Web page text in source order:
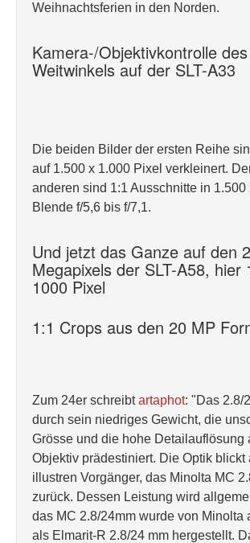
Weihnachtsferien in den Norden.
Kamera-/Objektivkontrolle
Weitwinkels auf der SLT-A33
Die beiden Bilder der ersten Reihe
auf 1.500 x 1.000 Pixel verkleinert.
anderen sind 1:1 Ausschnitte in 1.500
Blende f/5,6 bis f/7,1.
Und jetzt das Ganze auf den
Megapixels der SLT-A58, hier
1000 Pixel
1:1 Crops aus den 20 MP
Zum 24er schreibtartaphot: "Das 2.8/
durch sein niedriges Gewicht, die
Grösse und die hohe Detailauflösung
Objektiv prädestiniert. Die Optik blickt
illustren Vorgänger, das Minolta MC
zurück. Dessen Leistung wird
das MC 2.8/24mm wurde von Minolta
als Elmarit-R 2.8/24 mm hergestellt.